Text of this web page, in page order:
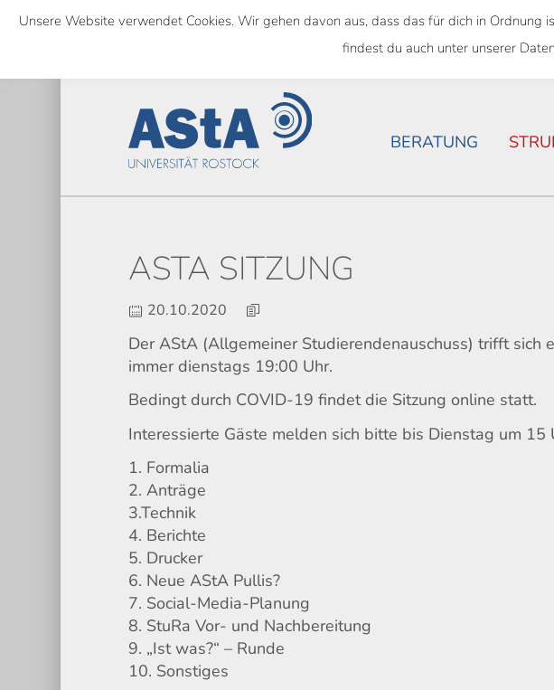
Skip
content
SEMESTERTICKET ALS BUNDESWEITES TICKET
BERATUNG
ASTA SITZUNG
20.10.2020
Der AStA (Allgemeiner Studierendenauschuss) trifft sich
immer dienstags 19:00 Uhr.
Bedingt durch COVID-19 findet die Sitzung online statt.
Interessierte Gäste melden sich bitte bis Dienstag um
1. Formalia
2. Anträge
3.Technik
4. Berichte
5. Drucker
6. Neue AStA Pullis?
7. Social-Media-Planung
8. StuRa Vor- und Nachbereitung
9. „Ist was?“ – Runde
10. Sonstiges
Unsere Website verwendet Cookies. Wir gehen davon aus, dass das für dich in
findest du auch unter unserer